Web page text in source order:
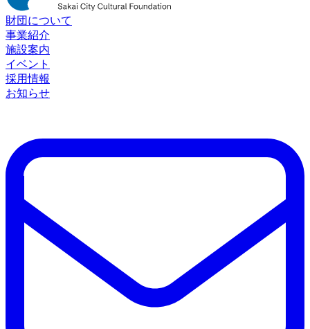
財団について
事業紹介
施設案内
イベント
採用情報
お知らせ